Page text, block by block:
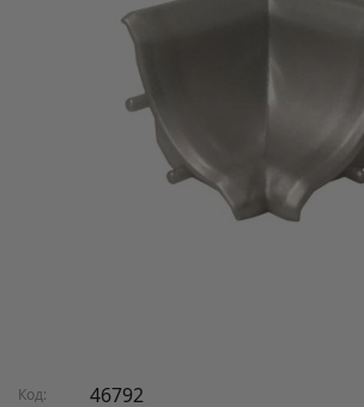
Код: 46792